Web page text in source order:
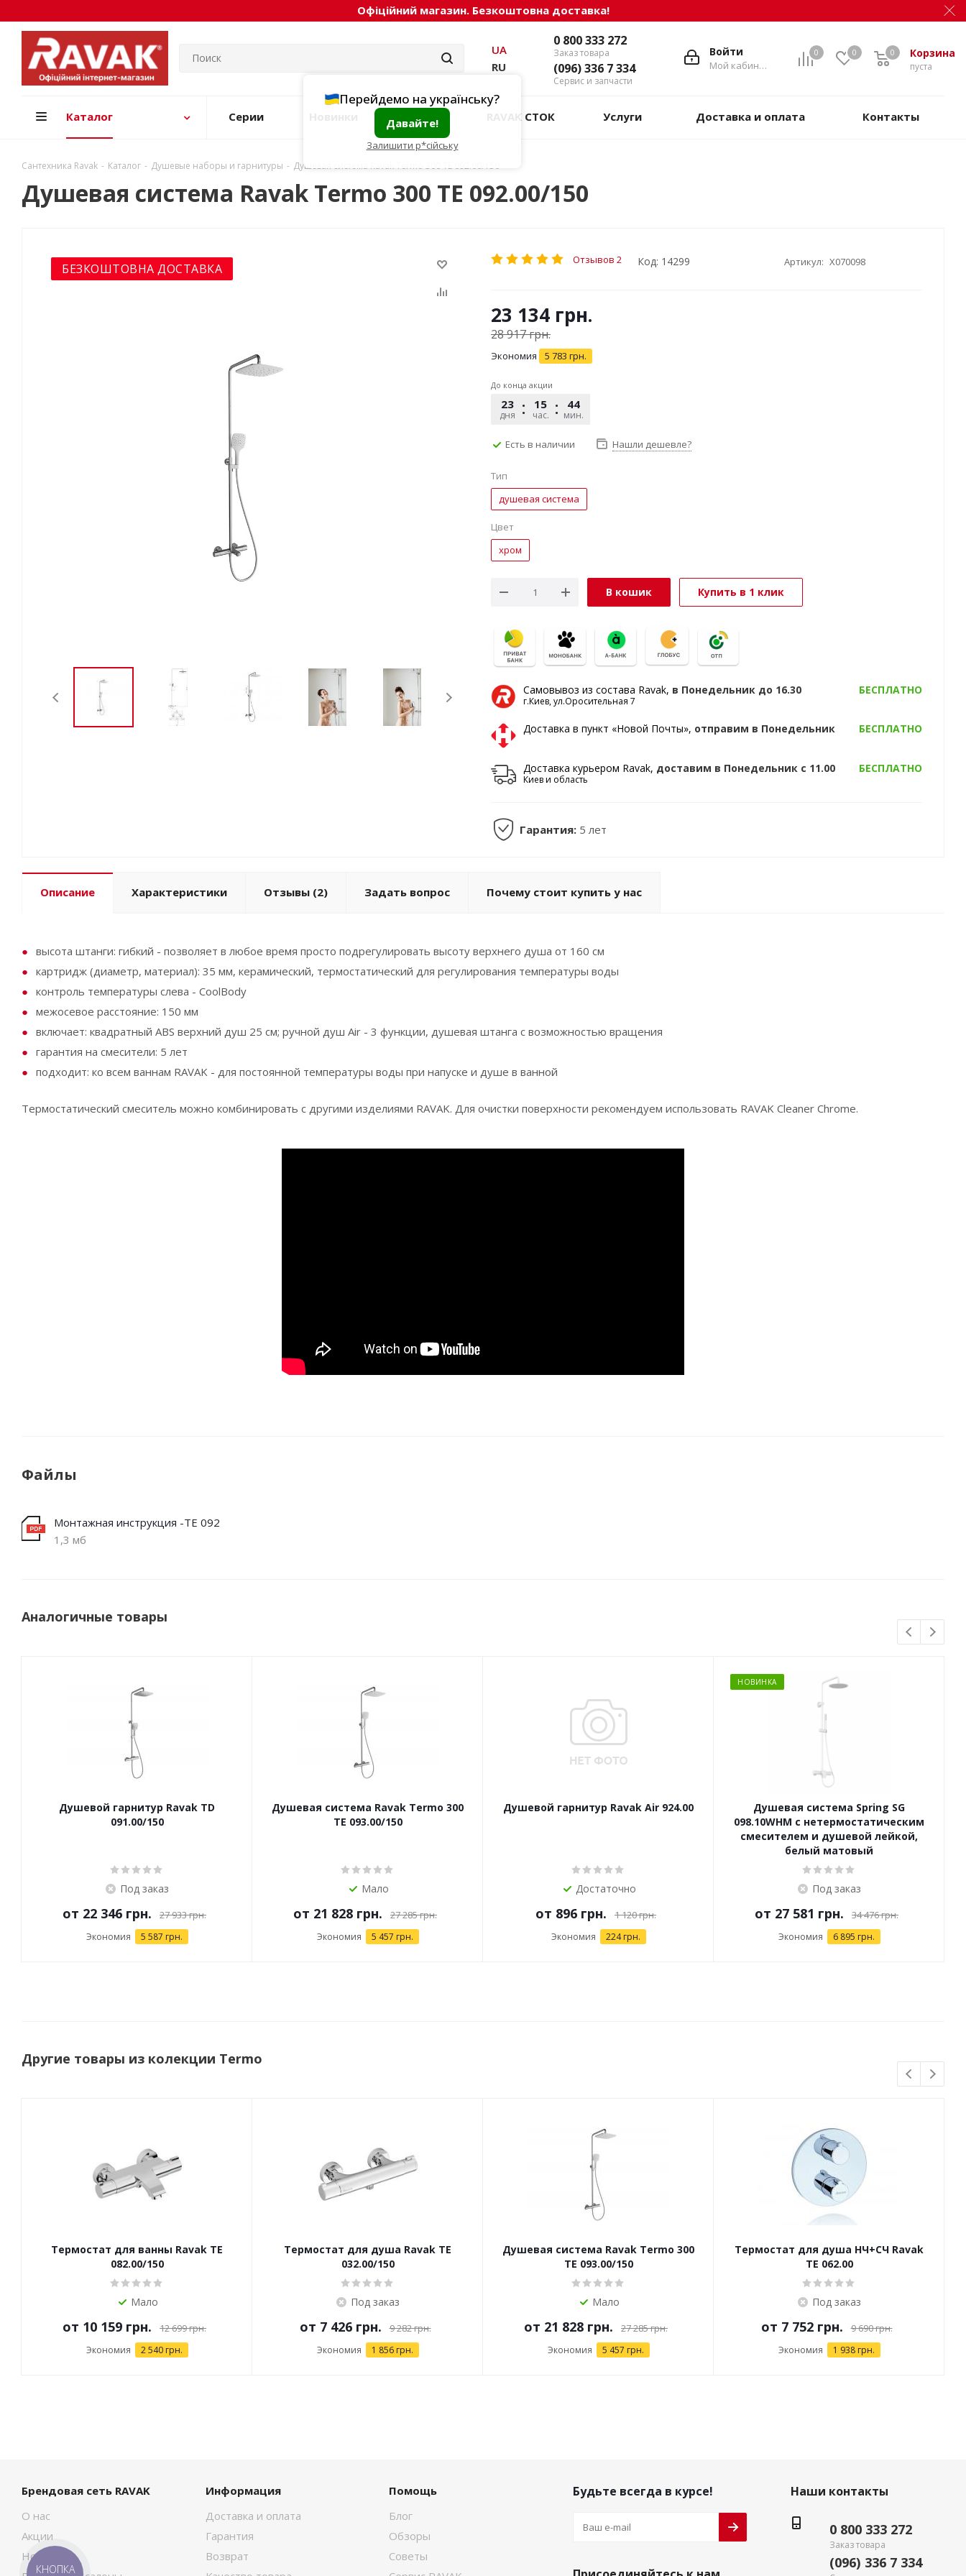
Офіційний магазин. Безкоштовна доставка!
0 0 Корзина
пуста
0
Войти
Мой кабинет
0 800 333 272
Заказ товара
(096) 336 7 334
Сервис и запчасти
UA
RU
Перейдемо на українську?
Давайте!
Залишити р*сійську
Каталог Серии Акции RAVAK СТОК Услуги Доставка и оплата Контакты
Сантехника Ravak - Каталог - Душевые наборы и гарнитуры - Душевая система Ravak Termo 300 TE 092.00/150
Душевая система Ravak Termo 300 TE 092.00/150
БЕЗКОШТОВНА ДОСТАВКА
Отзывов 2 Код: 14299 Артикул: X070098
23 134 грн.
28 917грн.
Экономия 5 783 грн.
До конца акции
23
дня
15
час.
44
мин.
Есть в наличии Нашли дешевле?
Тип
душевая система
Цвет
хром
В кошик Купить в 1 клик
Самовывоз из состава Ravak, в Понедельник до 16.30
г.Киев, ул.Оросительная 7
БЕСПЛАТНО
Доставка в пункт «Новой Почты», отправим в Понедельник БЕСПЛАТНО
Доставка курьером Ravak, доставим в Понедельник с 11.00
Киев и область
БЕСПЛАТНО
Гарантия: 5 лет
Описание Характеристики Отзывы (2) Задать вопрос Почему стоит купить у нас
высота штанги: гибкий - позволяет в любое время просто подрегулировать высоту верхнего душа от 160 см
картридж (диаметр, материал): 35 мм, керамический, термостатический для регулирования температуры воды
контроль температуры слева - CoolBody
межосевое расстояние: 150 мм
включает: квадратный ABS верхний душ 25 cм; ручной душ Air - 3 функции, душевая штанга с возможностью вращения
гарантия на смесители: 5 лет
подходит: ко всем ваннам RAVAK - для постоянной температуры воды при напуске и душе в ванной
Термостатический смеситель можно комбинировать с другими изделиями RAVAK. Для очистки поверхности рекомендуем использовать RAVAK Cleaner Chrome.
Файлы
Монтажная инструкция -TE 092
1,3 мб
Аналогичные товары
Душевой гарнитур Ravak TD
091.00/150
Под заказ
от 22 346 грн. 27 933 грн.
Экономия 5 587 грн.
Душевая система Ravak Termo 300
TE 093.00/150
Мало
от 21 828 грн. 27 285 грн.
Экономия 5 457 грн.
Душевой гарнитур Ravak Air 924.00
Достаточно
от 896 грн. 1 120 грн.
Экономия 224 грн.
НОВИНКА
Душевая система Spring SG
098.10WHM с нетермостатическим
смесителем и душевой лейкой,
белый матовый
Под заказ
от 27 581 грн. 34 476 грн.
Экономия 6 895 грн.
Другие товары из колекции Termo
Термостат для ванны Ravak TE
082.00/150
Мало
от 10 159 грн. 12 699 грн.
Экономия 2 540 грн.
Термостат для душа Ravak TE
032.00/150
Под заказ
от 7 426 грн. 9 282 грн.
Экономия 1 856 грн.
Душевая система Ravak Termo 300
TE 093.00/150
Мало
от 21 828 грн. 27 285 грн.
Экономия 5 457 грн.
Термостат для душа НЧ+СЧ Ravak
TE 062.00
Под заказ
от 7 752 грн. 9 690 грн.
Экономия 1 938 грн.
Брендовая сеть RAVAK
О нас
Акции
Новости
Информация
Доставка и оплата
Гарантия
Возврат
Помощь
Блог
Обзоры
Советы
Будьте всегда в курсе! Наши контакты
0 800 333 272
Заказ товара
(096) 336 7 334
КНОПКА